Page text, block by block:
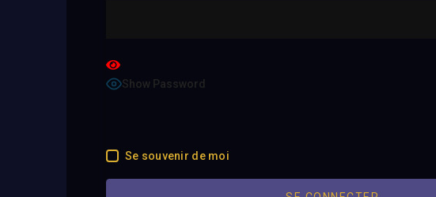
Show Password
Se souvenir de moi